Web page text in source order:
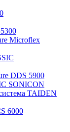
Microflex
DDS 5900
SONICON
TAIDEN
6000